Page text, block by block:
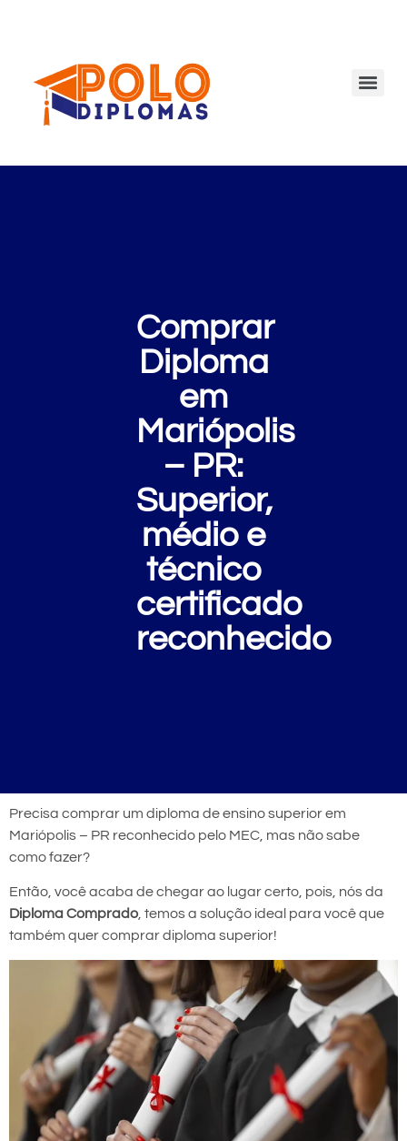
Comprar
Diploma
em
Mariópolis
– PR:
Superior,
médio e
técnico
certificado
reconhecido
Precisa comprar um diploma de ensino superior em
Mariópolis – PR reconhecido pelo MEC, mas não sabe
como fazer?
Então, você acaba de chegar ao lugar certo, pois, nós da
Diploma Comprado, temos a solução ideal para você que
também quer comprar diploma superior!